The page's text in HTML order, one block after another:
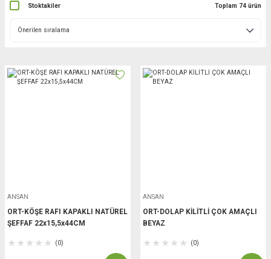
Stoktakiler Toplam 74 ürün
ANSAN
ORT-KÖŞE RAFI KAPAKLI NATÜREL
ŞEFFAF 22x15,5x44CM
(0)
ANSAN
ORT-DOLAP KİLİTLİ ÇOK AMAÇLI
BEYAZ
(0)